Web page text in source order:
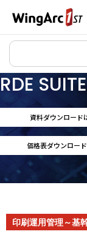
RDE SUITE
資料ダウンロード
価格表ダウンロー
印刷運用管理～基